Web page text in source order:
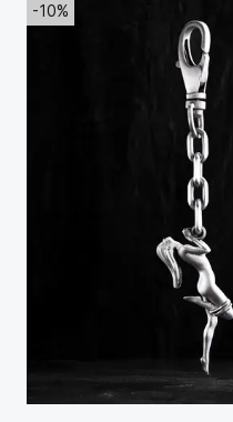
-10%